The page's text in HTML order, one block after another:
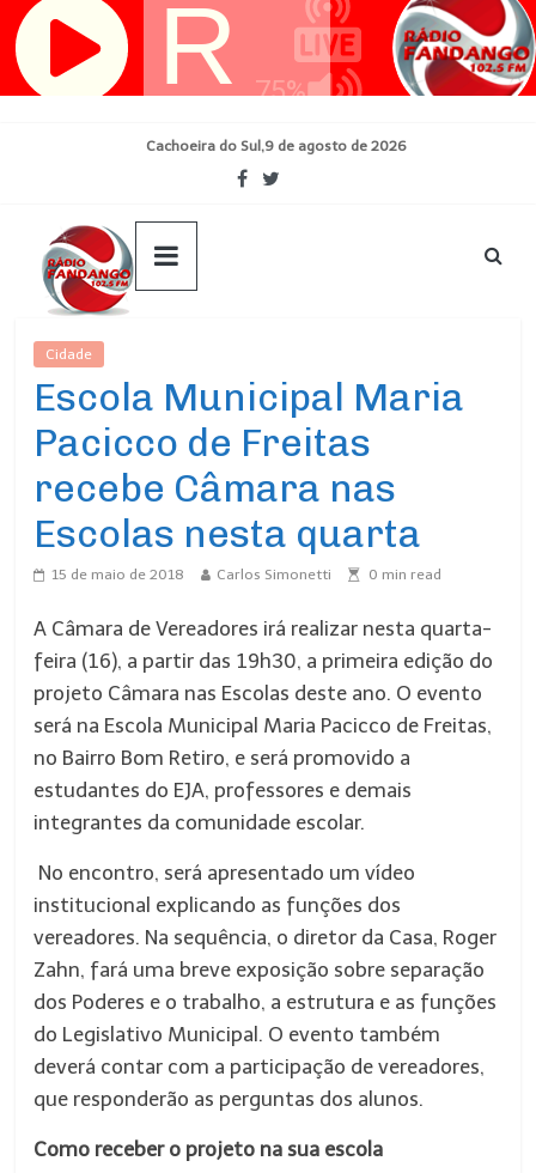
Pular
para
Cachoeira do Sul,9 de agosto de 2026
Cidade
Escola Municipal Maria
Pacicco de Freitas
recebe Câmara nas
Escolas nesta quarta
15 de maio de 2018 Carlos Simonetti 0 min read
A Câmara de Vereadores irá realizar nesta quarta-
feira (16), a partir das 19h30, a primeira edição do
projeto Câmara nas Escolas deste ano. O evento
será na Escola Municipal Maria Pacicco de Freitas,
no Bairro Bom Retiro, e será promovido a
estudantes do EJA, professores e demais
integrantes da comunidade escolar.
No encontro, será apresentado um vídeo
institucional explicando as funções dos
vereadores. Na sequência, o diretor da Casa, Roger
Zahn, fará uma breve exposição sobre separação
dos Poderes e o trabalho, a estrutura e as funções
do Legislativo Municipal. O evento também
deverá contar com a participação de vereadores,
que responderão as perguntas dos alunos.
Como receber o projeto na sua escola